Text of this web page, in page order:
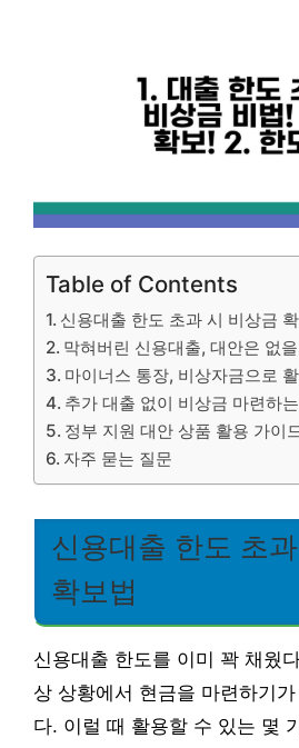
Table of Contents
신용대출 한도 초과 시 비상금
막혀버린 신용대출, 대안은 없
마이너스 통장, 비상자금으로
추가 대출 없이 비상금 마련하
정부 지원 대안 상품 활용 가이
자주 묻는 질문
신용대출 한도 초
확보법
신용대출 한도를 이미 꽉 채웠
상 상황에서 현금을 마련하기
다. 이럴 때 활용할 수 있는 몇